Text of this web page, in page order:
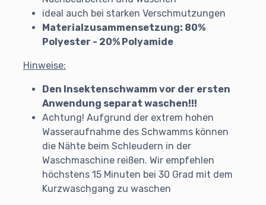
ideal auch bei starken Verschmutzungen
Materialzusammensetzung: 80%
Polyester - 20% Polyamide
Hinweise:
Den Insektenschwamm vor der ersten
Anwendung separat waschen!!!
Achtung! Aufgrund der extrem hohen
Wasseraufnahme des Schwamms können
die Nähte beim Schleudern in der
Waschmaschine reißen. Wir empfehlen
höchstens 15 Minuten bei 30 Grad mit dem
Kurzwaschgang zu waschen